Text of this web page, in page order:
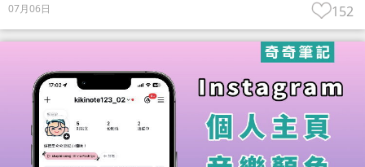
07月06日 152